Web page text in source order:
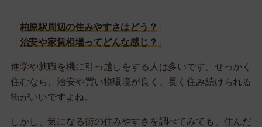
「 柏原駅周辺の住みやすさはどう？ 」
「 治安や家賃相場ってどんな感じ？ 」
進学や就職を機に引っ越しをする人は多いです。せっかく
住むなら、治安や買い物環境が良く、長く住み続けられる
街がいいですよね。
しかし、気になる街の住みやすさを調べてみても、住んだ